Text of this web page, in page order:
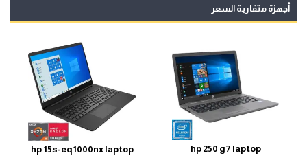
أجهزة متقاربة السعر
hp 250 g7 laptop
hp 15s-eq1000nx laptop